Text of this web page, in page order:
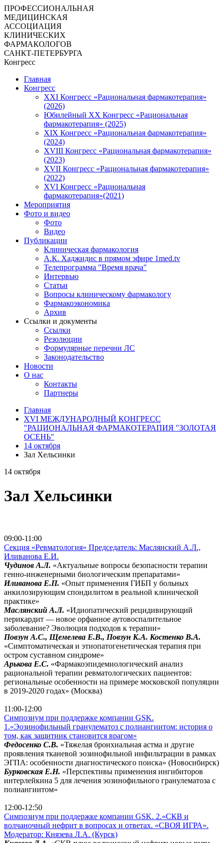
ПРОФЕССИОНАЛЬНАЯ
МЕДИЦИНСКАЯ
АССОЦИАЦИЯ
КЛИНИЧЕСКИХ
ФАРМАКОЛОГОВ
САНКТ-ПЕТЕРБУРГА
Конгресс
Главная
Конгресс
XXI Конгресс «Рациональная фармакотерапия»
(2026)
Юбилейный XX Конгресс «Рациональная
фармакотерапия» (2025)
XIX Конгресс «Рациональная фармакотерапия»
(2024)
XVIII Конгресс «Рациональная фармакотерапия»
(2023)
XVII Конгресс «Рациональная фармакотерапия»
(2022)
XVI Конгресс «Рациональная
фармакотерапия»(2021)
Мероприятия
Фото и видео
Фото
Видео
Публикации
Клиническая фармакология
А.К. Хаджидис в прямом эфире 1med.tv
Телепрограмма "Время врача"
Интервью
Статьи
Вопросы клиническому фармакологу
Фармакоэкономика
Архив
Ссылки и документы
Ссылки
Резолюции
Формулярные перечни ЛС
Законодательство
Новости
О нас
Контакты
Партнеры
Главная
XVI МЕЖДУНАРОДНЫЙ КОНГРЕСС
"РАЦИОНАЛЬНАЯ ФАРМАКОТЕРАПИЯ "ЗОЛОТАЯ
ОСЕНЬ"
14 октября
Зал Хельсинки
14 октября
Зал Хельсинки
09:00-11:00
Секция «Ревматология» Председатель: Маслянский А.Л.,
Иливанова Е.И.
Чудинов А.Л. «Актуальные вопросы безопасности терапии
генно-инженерными биологическим препаратами»
Иливанова Е.П. «Опыт применения ГИБП у больных
анкилозирующим спондилитом в реальной клинической
практике»
Маслянский А.Л. «Идиопатический рецидивирующий
перикардит — новое орфанное аутовоспалительное
заболевание? Эволюция подходов к терапии»
Повзун А.С., Щемелева Е.В., Повзун К.А. Костенко В.А.
«Симптоматическая и этиопатогенетическая терапия при
остром суставном синдроме»
Арькова Е.С. «Фармакоэпидемиологический анализ
рациональной терапии ревматологических пациентов:
региональные особенности на примере московской популяции
в 2019-2020 годах» (Москва)
11:00-12:00
Симпозиум при поддержке компании GSK.
1.«Эозинофильный гранулематоз с полиангиитом: история о
том, как защитник становится врагом»
Федосенко С.В. «Тяжелая бронхиальная астма и другие
проявления тканевой эозинофильной инфильтрации в рамках
ЭГПА: особенности диагностического поиска» (Новосибирск)
Бурковская Е.Н. «Перспективы применения ингибиторов
интерлейкина 5 для лечения эозинофильного гранулематоза с
полиангиитом»
12:00-12:50
Симпозиум при поддержке компании GSK. 2.«СКВ и
волчаночный нефрит в вопросах и ответах. «СВОЯ ИГРА».
Модератор: Князева Л.А. (Курск)